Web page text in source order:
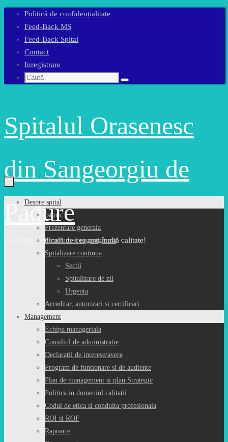
conținut
Politică de confidențialitate
Feed-Back MS
Feed-Back Spital
Contact
Inregistrare
Caută
Caută
Spitalul Orasenesc
din Sangeorgiu de
Padure
Asistența medicală de cea mai înaltă calitate!
Despre spital
Istoric
Prezentare generala
Structura si organigrama
Spitalizare continua
Sectii
Spitalizare de zii
Urgenta
Acreditar, autorizari si certificari
Management
Echipa manageriala
Consiliul de administratie
Declaratii de interese/avere
Program de funtionare si de audiente
Plan de management si plan Strategic
Politica in domeniul calitatii
Codul de etica si conduita profesionala
ROI si ROF
Rapoarte